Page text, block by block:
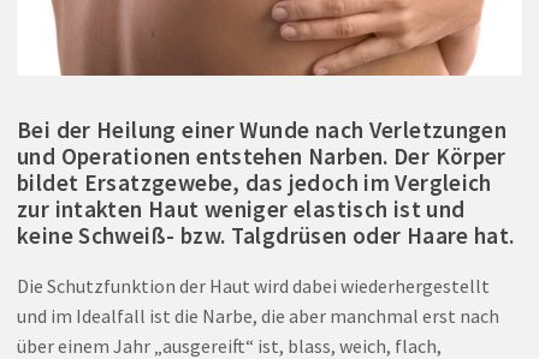
Bei der Heilung einer Wunde nach Verletzungen
und Operationen entstehen Narben. Der Körper
bildet Ersatzgewebe, das jedoch im Vergleich
zur intakten Haut weniger elastisch ist und
keine Schweiß- bzw. Talgdrüsen oder Haare hat.
Die Schutzfunktion der Haut wird dabei wiederhergestellt
und im Idealfall ist die Narbe, die aber manchmal erst nach
über einem Jahr „ausgereift“ ist, blass, weich, flach,